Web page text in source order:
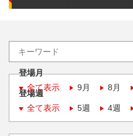
登場月
全て表示
9月 8月
登場週
全て表示
5週 4週